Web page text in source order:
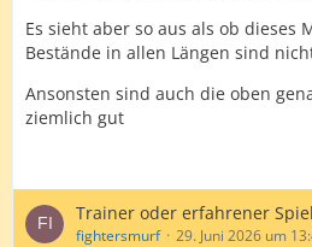
Es sieht aber so aus als ob dieses
Bestände in allen Längen sind
Ansonsten sind auch die oben
ziemlich gut
Trainer oder erfahrener
fightersmurf 29. Juni 2026 um